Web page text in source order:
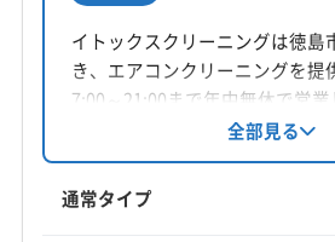
公式サイトを見る
イトックスクリーニングは徳島
き、エアコンクリーニングを提
7:00～21:00まで年中無休で営
徳島県内が対応エリアです。損
み。基本料金11,000円からで、
抗菌コート等のオプションも用
使用し、土日祝日も対応、女性
全部見る
通常タイプ